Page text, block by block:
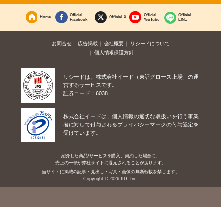
Home
Official
Facebook
Official X
Official
YouTube
Official
LINE
お問合せ 広告掲載 会社概要
リシードについて
個人情報保護方針
リシードは、株式会社イード（東証グロース上場）の運
営するサービスです。
証券コード：6038
株式会社イードは、個人情報の適切な取扱いを行う事業
者に対して付与されるプライバシーマークの付与認定を
受けています。
紹介した商品/サービスを購入、契約した場合に、
売上の一部が弊社サイトに還元されることがあります。
当サイトに掲載の記事・見出し・写真・画像の無断転載を禁じます。
Copyright © 2026 IID, Inc.